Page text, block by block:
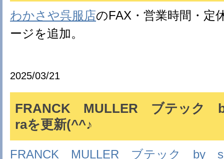
わかさや呉服店のFAX・営業時間・定
ージを追加。
2025/03/21
FRANCK MULLER ブテック
raを更新(^^♪
FRANCK MULLER ブテック by